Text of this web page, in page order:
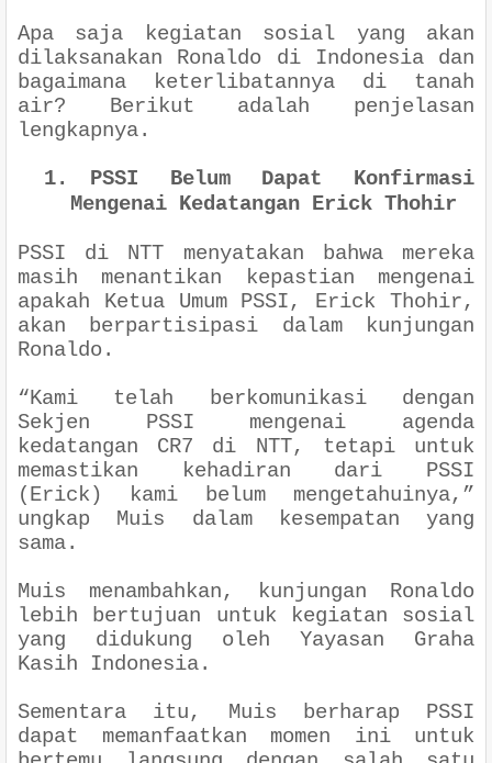
Apa saja kegiatan sosial yang akan
dilaksanakan Ronaldo di Indonesia dan
bagaimana keterlibatannya di tanah
air? Berikut adalah penjelasan
lengkapnya.
1.
PSSI Belum Dapat Konfirmasi
Mengenai Kedatangan Erick Thohir
PSSI di NTT menyatakan bahwa mereka
masih menantikan kepastian mengenai
apakah Ketua Umum PSSI, Erick Thohir,
akan berpartisipasi dalam kunjungan
Ronaldo.
“Kami telah berkomunikasi dengan
Sekjen PSSI mengenai agenda
kedatangan CR7 di NTT, tetapi untuk
memastikan kehadiran dari PSSI
(Erick) kami belum mengetahuinya,”
ungkap Muis dalam kesempatan yang
sama.
Muis menambahkan, kunjungan Ronaldo
lebih bertujuan untuk kegiatan sosial
yang didukung oleh Yayasan Graha
Kasih Indonesia.
Sementara itu, Muis berharap PSSI
dapat memanfaatkan momen ini untuk